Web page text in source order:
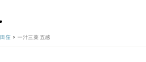
田窪 一汁三菜 五感